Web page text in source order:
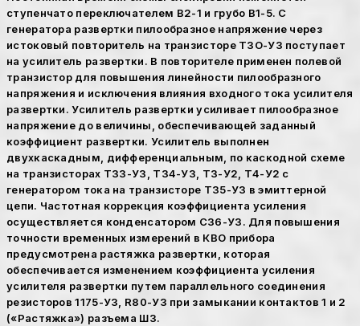
ступенчато переключателем В2-1 и грубо В1-5. С
генератора развертки пилообразное напряжение через
истоковый повторитель на транзисторе ТЗО-УЗ поступает
на усилитель развертки. В повторителе применен полевой
транзистор для повышения линейности пилообразного
напряжения и исключения влияния входного тока усилителя
развертки. Усилитель развертки усиливает пилообразное
напряжение до величины, обеспечивающей заданный
коэффициент развертки. Усилитель выполнен
двухкаскадным, дифференциальным, по каскодной схеме
на транзисторах ТЗЗ-УЗ, Т34-УЗ, ТЗ-У2, Т4-У2 с
генератором тока на транзисторе Т35-УЗ в эмиттерной
цепи. Частотная коррекция коэффициента усиления
осуществляется конденсатором С36-УЗ. Для повышения
точности временных измерений в КВО прибора
предусмотрена растяжка развертки, которая
обеспечивается изменением коэффициента усиления
усилителя развертки путем параллельного соединения
резисторов 1175-УЗ, R80-УЗ при замыкании контактов 1 и 2
(«Растяжка») разъема ШЗ.